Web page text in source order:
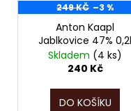
249 KČ –3 %
Anton Kaapl
Jablkovice 47% 0,2l
Skladem (4 ks)
240 Kč
DO KOŠÍKU